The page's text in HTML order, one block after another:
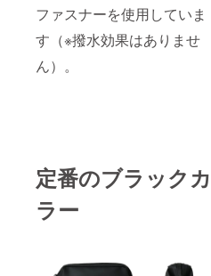
ファスナーを使用していま
す（※撥水効果はありませ
ん）。
定番のブラックカ
ラー